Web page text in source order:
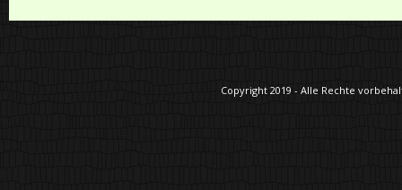
Copyright 2019 - Alle Rechte